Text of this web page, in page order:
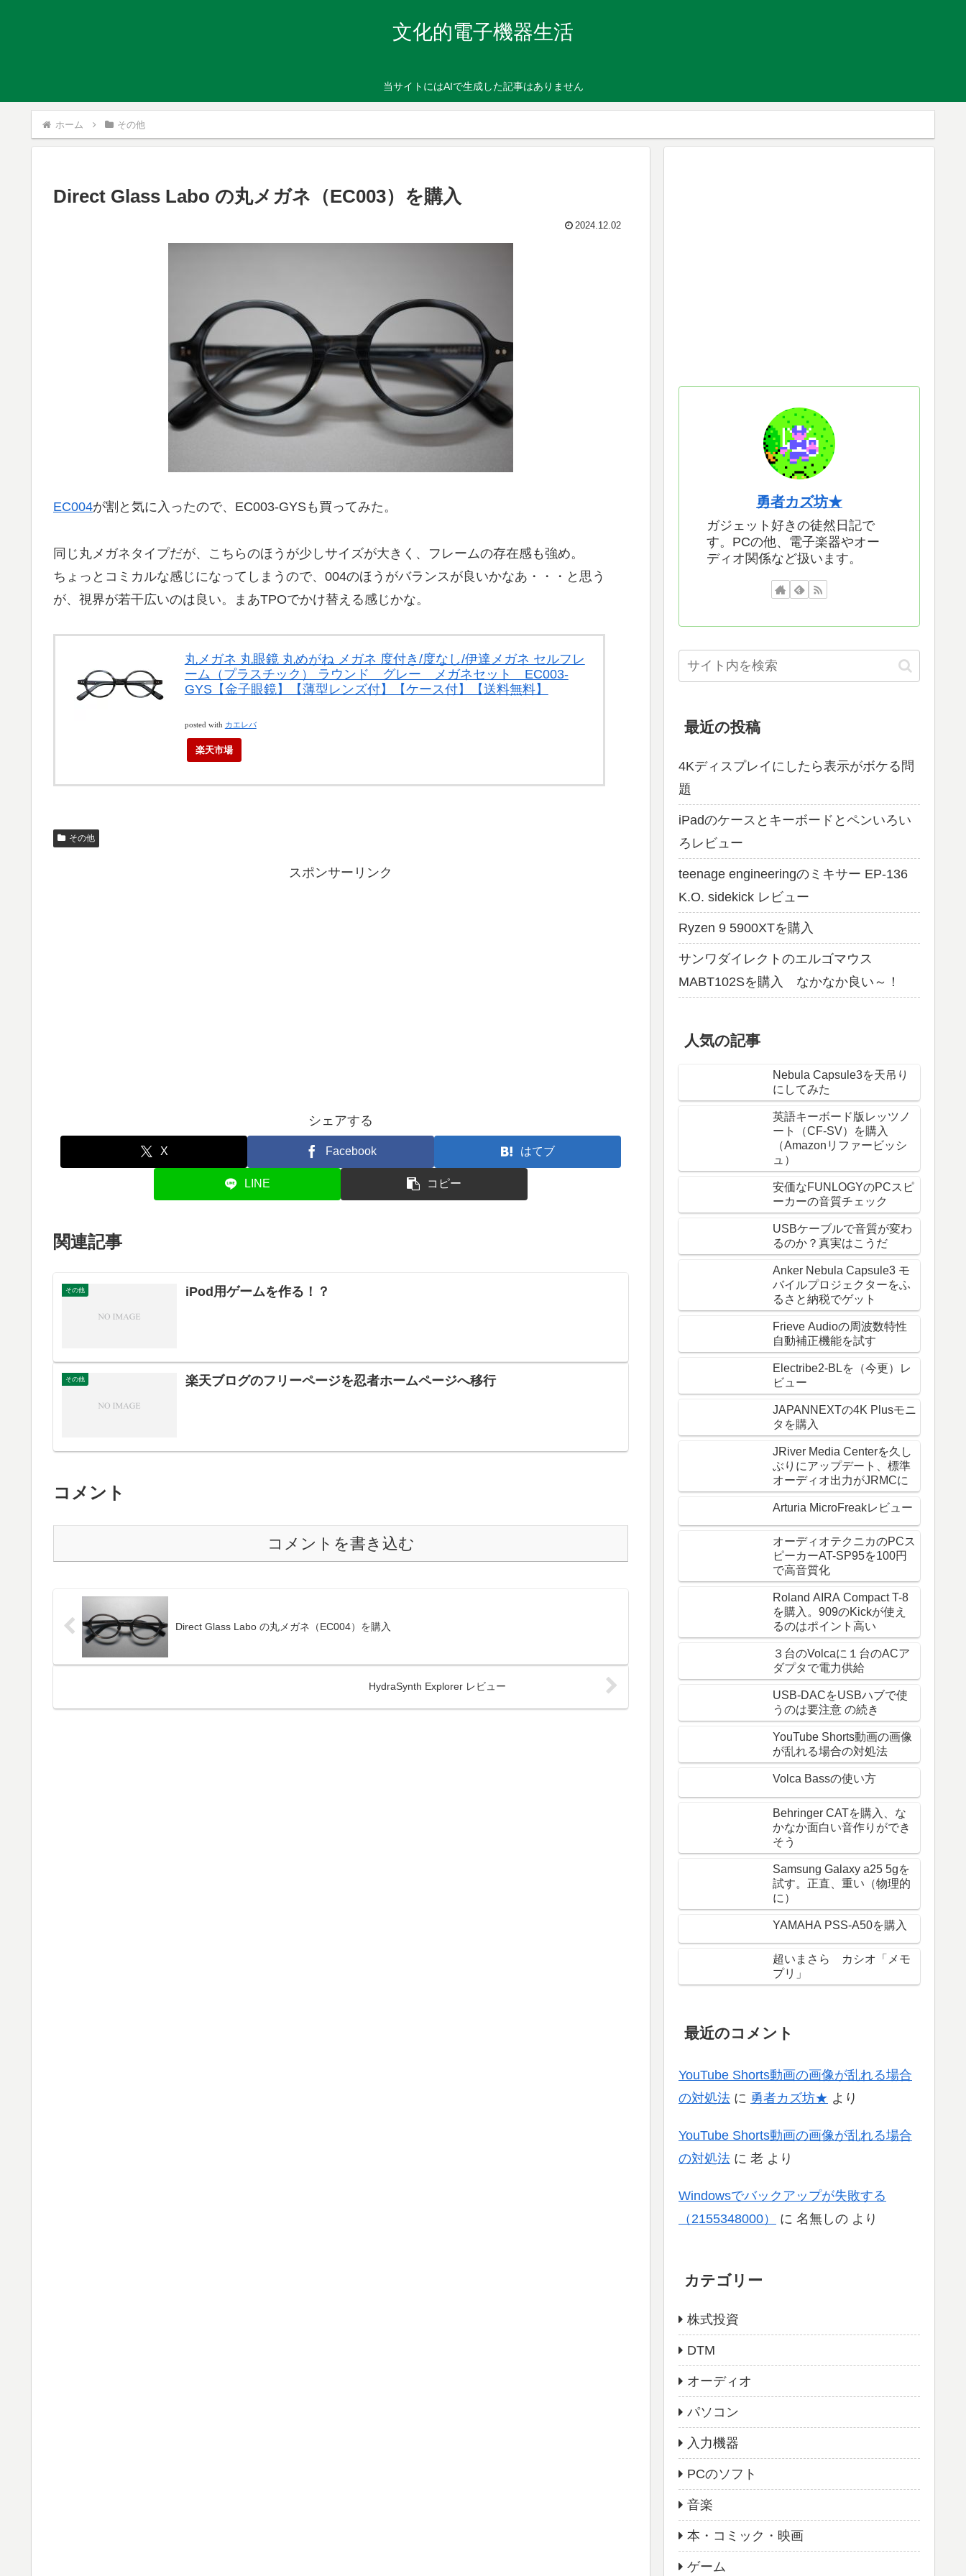
文化的電子機器生活
当サイトにはAIで生成した記事はありません
ホーム その他
Direct Glass Labo の丸メガネ（EC003）を購入
2024.12.02
EC004が割と気に入ったので、EC003-GYSも買ってみた。
同じ丸メガネタイプだが、こちらのほうが少しサイズが大きく、フレームの存在感も強め。
ちょっとコミカルな感じになってしまうので、004のほうがバランスが良いかなあ・・・と思う
が、視界が若干広いのは良い。まあTPOでかけ替える感じかな。
丸メガネ 丸眼鏡 丸めがね メガネ 度付き/度なし/伊達メガネ セルフレ
ーム（プラスチック） ラウンド グレー メガネセット EC003-
GYS【金子眼鏡】【薄型レンズ付】【ケース付】【送料無料】
posted with カエレバ
楽天市場
その他
スポンサーリンク
シェアする
X Facebook はてブ
LINE コピー
関連記事
その他 iPod用ゲームを作る！？
その他 楽天ブログのフリーページを忍者ホームページへ移行
コメント
コメントを書き込む
Direct Glass Labo の丸メガネ（EC004）を購入
HydraSynth Explorer レビュー
勇者カズ坊★
ガジェット好きの徒然日記で
す。PCの他、電子楽器やオー
ディオ関係など扱います。
最近の投稿
4Kディスプレイにしたら表示がボケる問
題
iPadのケースとキーボードとペンいろい
ろレビュー
teenage engineeringのミキサー EP-136
K.O. sidekick レビュー
Ryzen 9 5900XTを購入
サンワダイレクトのエルゴマウス
MABT102Sを購入 なかなか良い～！
人気の記事
Nebula Capsule3を天吊り
にしてみた
英語キーボード版レッツノ
ート（CF-SV）を購入
（Amazonリファービッシ
ュ）
安価なFUNLOGYのPCスピ
ーカーの音質チェック
USBケーブルで音質が変わ
るのか？真実はこうだ
Anker Nebula Capsule3 モ
バイルプロジェクターをふ
るさと納税でゲット
Frieve Audioの周波数特性
自動補正機能を試す
Electribe2-BLを（今更）レ
ビュー
JAPANNEXTの4K Plusモニ
タを購入
JRiver Media Centerを久し
ぶりにアップデート、標準
オーディオ出力がJRMCに
Arturia MicroFreakレビュー
オーディオテクニカのPCス
ピーカーAT-SP95を100円
で高音質化
Roland AIRA Compact T-8
を購入。909のKickが使え
るのはポイント高い
３台のVolcaに１台のACア
ダプタで電力供給
USB-DACをUSBハブで使
うのは要注意 の続き
YouTube Shorts動画の画像
が乱れる場合の対処法
Volca Bassの使い方
Behringer CATを購入、な
かなか面白い音作りができ
そう
Samsung Galaxy a25 5gを
試す。正直、重い（物理的
に）
YAMAHA PSS-A50を購入
超いまさら カシオ「メモ
プリ」
最近のコメント
YouTube Shorts動画の画像が乱れる場合
の対処法 に 勇者カズ坊★ より
YouTube Shorts動画の画像が乱れる場合
の対処法 に 老 より
Windowsでバックアップが失敗する
（2155348000）
に 名無しの より
カテゴリー
株式投資
DTM
オーディオ
パソコン
入力機器
PCのソフト
音楽
本・コミック・映画
ゲーム